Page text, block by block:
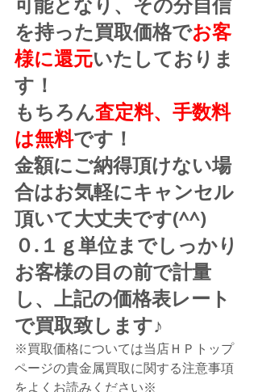
を持った買取価格でお客
様に還元いたしておりま
す！
もちろん査定料、手数料
は無料です！
金額にご納得頂けない場
合はお気軽にキャンセル
頂いて大丈夫です(^^)
０.１ｇ単位までしっかり
お客様の目の前で計量
し、上記の価格表レート
で買取致します♪
※買取価格については当店ＨＰトップ
ページの貴金属買取に関する注意事項
をよくお読みください※